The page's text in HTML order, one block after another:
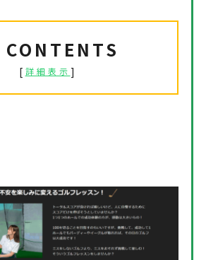
CONTENTS
[ 詳細表示 ]